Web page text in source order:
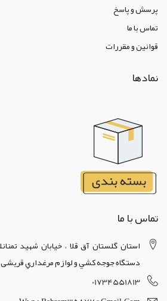
پرسش و پاسخ
تماس با ما
قوانين و مقررات
نمادها
تماس با ما
دستگاه جوجه کشي و لوازم مرغداري قریشی
01734551813